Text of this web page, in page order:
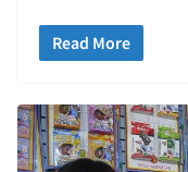
Read More